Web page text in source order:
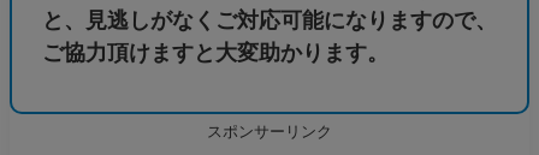
と、見逃しがなくご対応可能になりますので、
ご協力頂けますと大変助かります。
スポンサーリンク